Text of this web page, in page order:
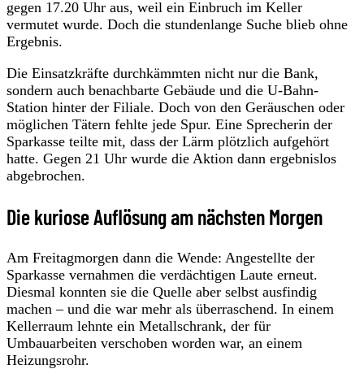
gegen 17.20 Uhr aus, weil ein Einbruch im Keller
vermutet wurde. Doch die stundenlange Suche blieb ohne
Ergebnis.
Die Einsatzkräfte durchkämmten nicht nur die Bank,
sondern auch benachbarte Gebäude und die U-Bahn-
Station hinter der Filiale. Doch von den Geräuschen oder
möglichen Tätern fehlte jede Spur. Eine Sprecherin der
Sparkasse teilte mit, dass der Lärm plötzlich aufgehört
hatte. Gegen 21 Uhr wurde die Aktion dann ergebnislos
abgebrochen.
Die kuriose Auflösung am nächsten Morgen
Am Freitagmorgen dann die Wende: Angestellte der
Sparkasse vernahmen die verdächtigen Laute erneut.
Diesmal konnten sie die Quelle aber selbst ausfindig
machen – und die war mehr als überraschend. In einem
Kellerraum lehnte ein Metallschrank, der für
Umbauarbeiten verschoben worden war, an einem
Heizungsrohr.